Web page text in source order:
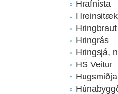
Hrafnista
Hringbraut
Hringrás
Hringsjá,
HS Veitur